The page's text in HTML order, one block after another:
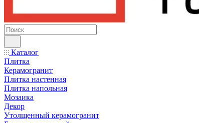
Каталог
Плитка
Керамогранит
Плитка настенная
Плитка напольная
Мозаика
Декор
Утолщенный керамогранит